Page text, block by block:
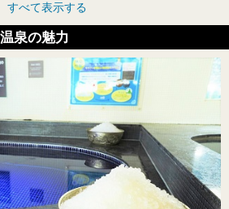
すべて表示する
泉の魅力